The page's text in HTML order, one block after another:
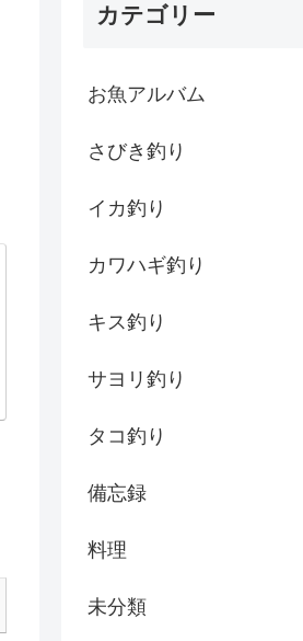
カテゴリー
お魚アルバム
さびき釣り
イカ釣り
カワハギ釣り
キス釣り
サヨリ釣り
タコ釣り
備忘録
料理
未分類